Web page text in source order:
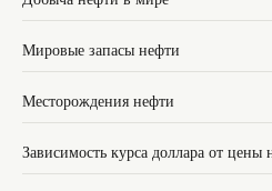
Мировые запасы нефти
Месторождения нефти
Зависимость курса доллара от цены